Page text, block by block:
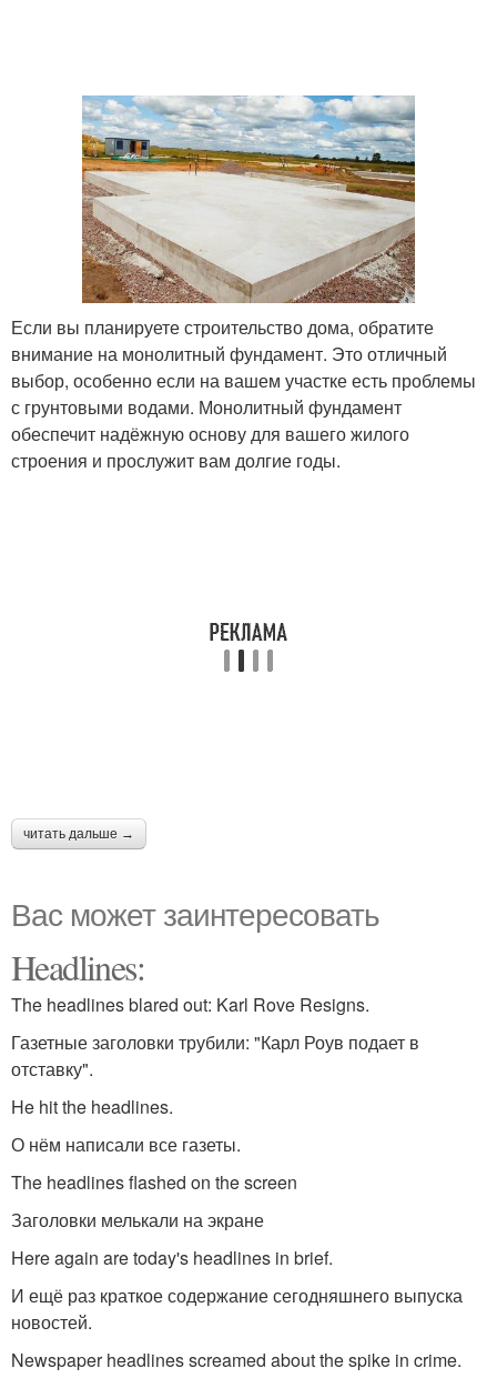
Если вы планируете строительство дома, обратите
внимание на монолитный фундамент. Это отличный
выбор, особенно если на вашем участке есть проблемы
с грунтовыми водами. Монолитный фундамент
обеспечит надёжную основу для вашего жилого
строения и прослужит вам долгие годы.
читать дальше →
Вас может заинтересовать
Headlines:
The headlines blared out: Karl Rove Resigns.
Газетные заголовки трубили: "Карл Роув подает в
отставку".
He hit the headlines.
О нём написали все газеты.
The headlines flashed on the screen
Заголовки мелькали на экране
Here again are today's headlines in brief.
И ещё раз краткое содержание сегодняшнего выпуска
новостей.
Newspaper headlines screamed about the spike in crime.